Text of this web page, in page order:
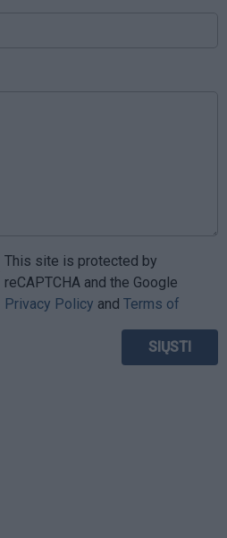
This site is protected by
reCAPTCHA and the Google
Privacy Policy and Terms of